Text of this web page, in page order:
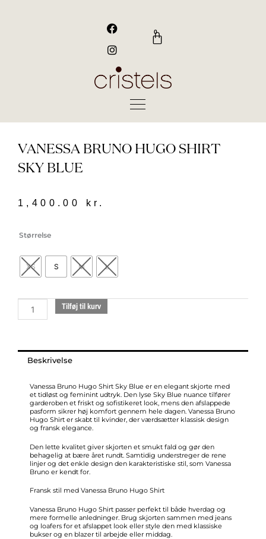
F
a
c
e
b
o
I
n
s
t
a
g
0
Kurv
VANESSA BRUNO HUGO SHIRT
SKY BLUE
1,400.00 kr.
Størrelse
XS S M L
hugo
shirt
antal
Tilføj til kurv
Beskrivelse
Vanessa Bruno Hugo Shirt Sky Blue er en elegant skjorte med
et tidløst og feminint udtryk. Den lyse Sky Blue nuance tilfører
garderoben et friskt og sofistikeret look, mens den afslappede
pasform sikrer høj komfort gennem hele dagen. Vanessa Bruno
Hugo Shirt er skabt til kvinder, der værdsætter klassisk design
og fransk elegance.
Den lette kvalitet giver skjorten et smukt fald og gør den
behagelig at bære året rundt. Samtidig understreger de rene
linjer og det enkle design den karakteristiske stil, som Vanessa
Bruno er kendt for.
Fransk stil med Vanessa Bruno Hugo Shirt
Vanessa Bruno Hugo Shirt passer perfekt til både hverdag og
mere formelle anledninger. Brug skjorten sammen med jeans
og loafers for et afslappet look eller style den med klassiske
bukser og en blazer til arbejde eller middag.